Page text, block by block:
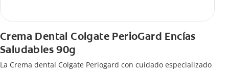
Crema Dental Colgate PerioGard Encías
Saludables 90g
La Crema dental Colgate Periogard con cuidado especializado